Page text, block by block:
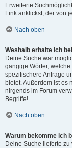
Erweiterte
Link anklickst, der von
Nach oben
Weshalb erhalte ich
Deine Suche war
gängige Wörter,
spezifischere Anfrage
bietet. Außerdem ist es
nirgends im Forum
Begriffe!
Nach oben
Warum bekomme ich
Deine Suche lieferte